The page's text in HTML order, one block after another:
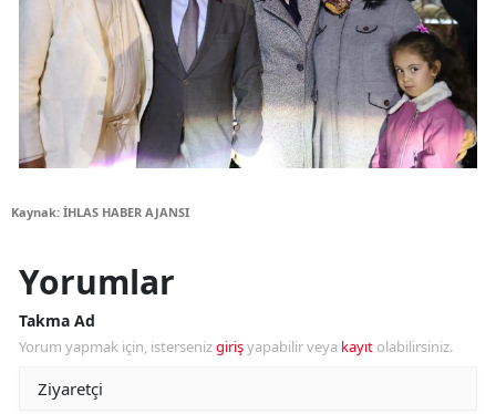
Kaynak: İHLAS HABER AJANSI
Yorumlar
Takma Ad
Yorum yapmak için, istersenizgirişyapabilir veya kayıt olabilirsiniz.